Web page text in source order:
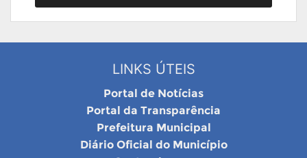
LINKS ÚTEIS
Portal de Notícias
Portal da Transparência
Prefeitura Municipal
Diário Oficial do Município